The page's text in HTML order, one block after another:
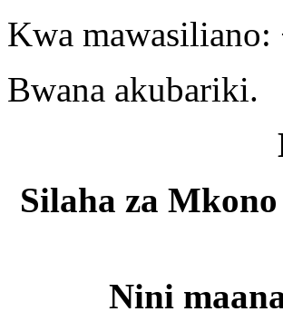
Kwa
Bwana akubariki.
Silaha za
Nini